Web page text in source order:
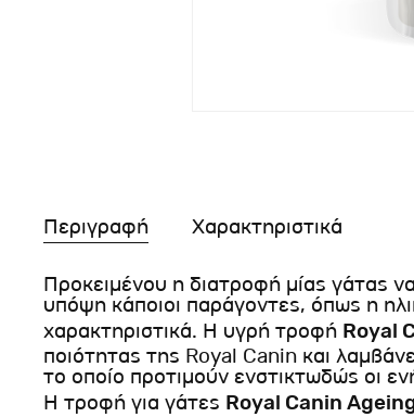
Περιγραφή Χαρακτηριστικά
Προκειμένου η διατροφή μίας γάτας
υπόψη κάποιοι παράγοντες, όπως η
χαρακτηριστικά. Η υγρή τροφή Royal
ποιότητας της Royal Canin και
το οποίο προτιμούν ενστικτωδώς οι
Η τροφή για γάτες Royal Canin